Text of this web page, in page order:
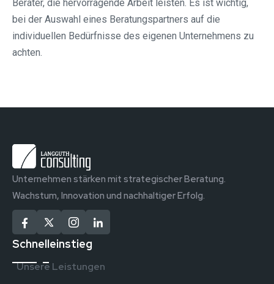
Berater, die hervorragende Arbeit leisten. Es ist wichtig,
bei der Auswahl eines Beratungspartners auf die
individuellen Bedürfnisse des eigenen Unternehmens zu
achten.
Unternehmen stärken mit strategischer Beratung.
Wachstum, Innovation und nachhaltiger Erfolg.
Schnelleinstieg
Unsere Leistungen